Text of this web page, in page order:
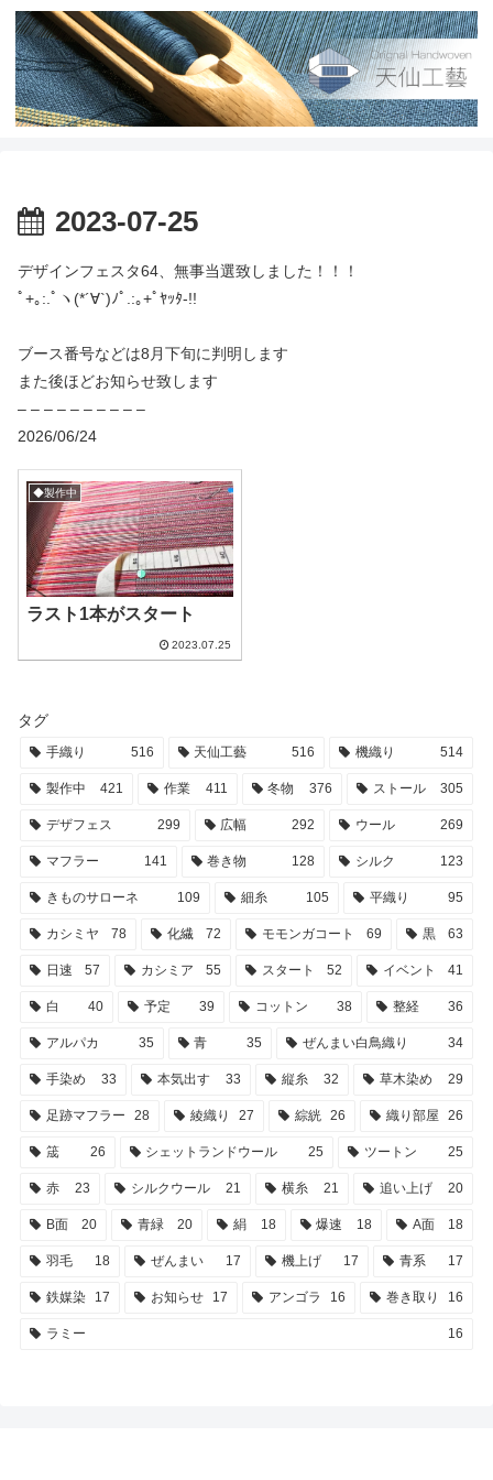
2023-07-25
デザインフェスタ64、無事当選致しました！！！
ﾟ+｡:.ﾟヽ(*´∀`)ﾉﾟ.:｡+ﾟﾔｯﾀ-!!
ブース番号などは8月下旬に判明します
また後ほどお知らせ致します
– – – – – – – – – –
2026/06/24
◆製作中
ラスト1本がスタート
2023.07.25
タグ
手織り 516 天仙工藝 516 機織り 514
製作中 421 作業 411 冬物 376 ストール 305
デザフェス 299 広幅 292 ウール 269
マフラー 141 巻き物 128 シルク 123
きものサローネ 109 細糸 105 平織り 95
カシミヤ 78 化繊 72 モモンガコート 69 黒 63
日速 57 カシミア 55 スタート 52 イベント 41
白 40 予定 39 コットン 38 整経 36
アルパカ 35 青 35 ぜんまい白鳥織り 34
手染め 33 本気出す 33 縦糸 32 草木染め 29
足跡マフラー 28 綾織り 27 綜絖 26 織り部屋 26
筬 26 シェットランドウール 25 ツートン 25
赤 23 シルクウール 21 横糸 21 追い上げ 20
B面 20 青緑 20 絹 18 爆速 18 A面 18
羽毛 18 ぜんまい 17 機上げ 17 青系 17
鉄媒染 17 お知らせ 17 アンゴラ 16 巻き取り 16
ラミー 16